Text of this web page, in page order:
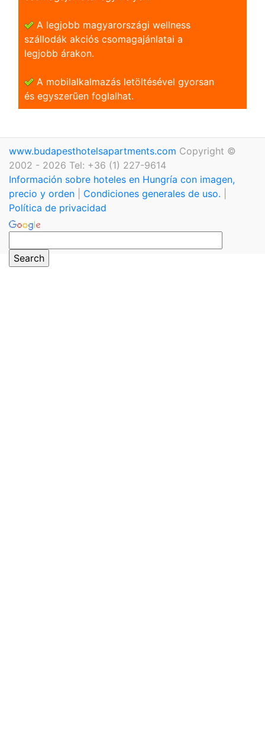
A legjobb magyarországi wellness
szállodák akciós csomagajánlatai a
legjobb árakon.
A mobilalkalmazás letöltésével gyorsan
és egyszerũen foglalhat.
www.budapesthotelsapartments.com Copyright ©
2002 - 2026 Tel: +36 (1) 227-9614
Información sobre hoteles en Hungría con imagen,
precio y orden
Condiciones generales de uso.
Política de privacidad